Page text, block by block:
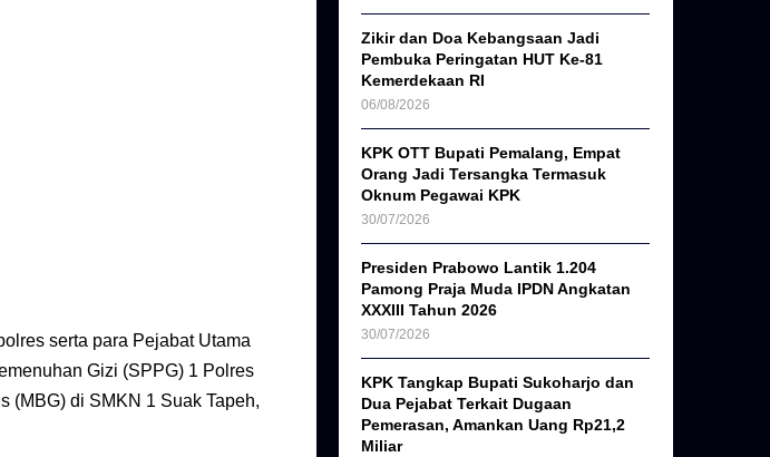
serta para Pejabat Utama
Gizi (SPPG) 1 Polres
(MBG) di SMKN 1 Suak Tapeh,
Zikir dan Doa Kebangsaan Jadi
Pembuka Peringatan HUT Ke-81
Kemerdekaan RI
06/08/2026
KPK OTT Bupati Pemalang, Empat
Orang Jadi Tersangka Termasuk
Oknum Pegawai KPK
30/07/2026
Presiden Prabowo Lantik 1.204
Pamong Praja Muda IPDN Angkatan
XXXIII Tahun 2026
30/07/2026
KPK Tangkap Bupati Sukoharjo dan
Dua Pejabat Terkait Dugaan
Pemerasan, Amankan Uang Rp21,2
Miliar